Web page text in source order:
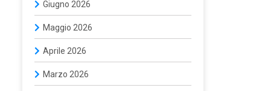
Giugno 2026
Maggio 2026
Aprile 2026
Marzo 2026